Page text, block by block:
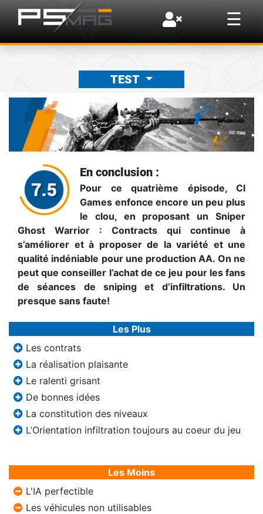
☰
×
TEST
En conclusion :
Pour ce quatrième épisode, CI
Games enfonce encore un peu plus
le clou, en proposant un Sniper
Ghost Warrior : Contracts qui continue à
s’améliorer et à proposer de la variété et une
qualité indéniable pour une production AA. On ne
peut que conseiller l’achat de ce jeu pour les fans
de séances de sniping et d’infiltrations. Un
presque sans faute!
Les Plus
Les contrats
La réalisation plaisante
Le ralenti grisant
De bonnes idées
La constitution des niveaux
L’Orientation infiltration toujours au coeur du jeu
Les Moins
L'IA perfectible
Les véhicules non utilisables